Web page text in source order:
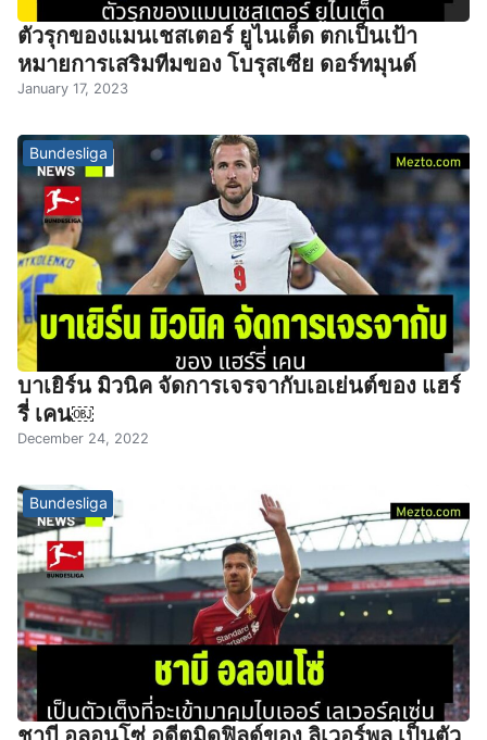
ตัวรุกของแมนเชสเตอร์ ยูไนเต็ด ตกเป็นเป้า
หมายการเสริมทีมของ โบรุสเซีย ดอร์ทมุนด์
January 17, 2023
Bundesliga
บาเยิร์น มิวนิค จัดการเจรจากับเอเย่นต์ของ แฮร์
รี่ เคน￼
December 24, 2022
Bundesliga